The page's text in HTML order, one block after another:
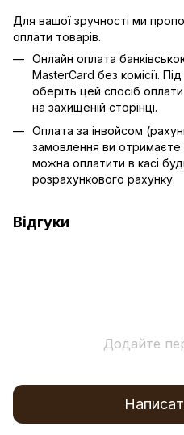
Для вашої зручності ми
оплати товарів.
Онлайн оплата
MasterCard без комісії.
оберіть цей спосіб
на захищеній сторінці.
Оплата за інвойсом
замовлення ви отримаєте
можна оплатити в касі
розрахункового рахунку.
Відгуки
Додайте